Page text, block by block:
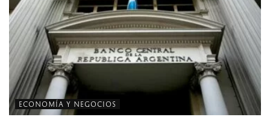
ECONOMÍA Y NEGOCIOS